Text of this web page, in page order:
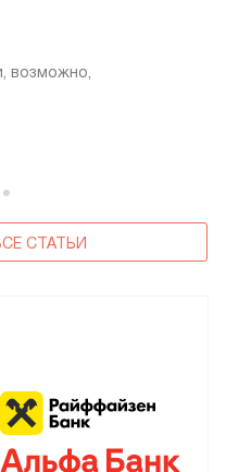
возможно,
СТАТЬИ